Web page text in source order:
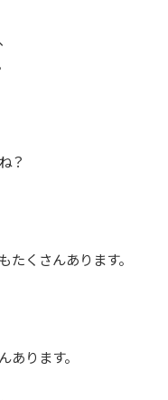
？
くさんあります。
ります。